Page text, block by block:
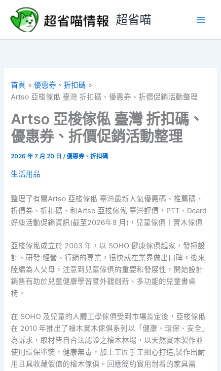
要
超省喵
首頁
優惠券、折扣碼
Artso 亞梭傢俬 臺灣 折扣碼、優惠券、折價促銷活動整理
Artso 亞梭傢俬 臺灣 折扣碼、
優惠券、折價促銷活動整理
2026 年 7 月 20 日/優惠券、折扣碼
生活用品
整理了有關Artso 亞梭傢俬 臺灣最新人氣優惠碼、推薦碼、
折價券、折扣碼、和Artso 亞梭傢俬 臺灣評價，PTT、Dcard
好康活動促銷資訊(截至2026年8 月)，兒童傢俱｜實木傢俱
亞梭傢俬成立於 2003 年，以 SOHO 健康傢俱起家，發揮設
計、研發·經營、行銷的專業，很快就在業界做出口碑。後來
陸續為人父母，注意到兒童傢俱的重要和發展性，開始設計
銷售有助於兒童健康學習曁外觀創新、多功能的兒童書桌
椅。
在 SOHO 及兒童的人體工學傢俱受到市場肯定後，亞梭傢俬
在 2010 年推出了檜木實木傢俱系列以「健康、環保、安全」
為訴求，取材皆自合法認證之檜木林場，以天然實木製作並
使用環保塗裝，健康無毒，加上工匠手工細心打造,製作出耐
用且具收藏價值的檜木傢俱。回應簡約實用耐看的家具需